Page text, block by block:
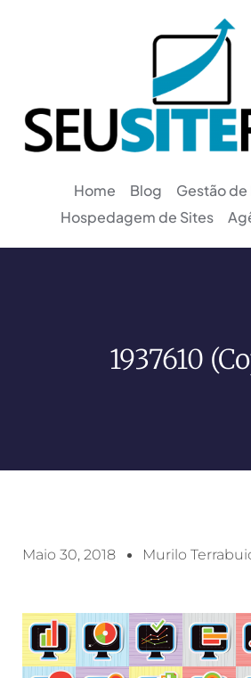
Home Blog
Gestão
Hospedagem de Sites
1937610
Maio 30, 2018 Murilo